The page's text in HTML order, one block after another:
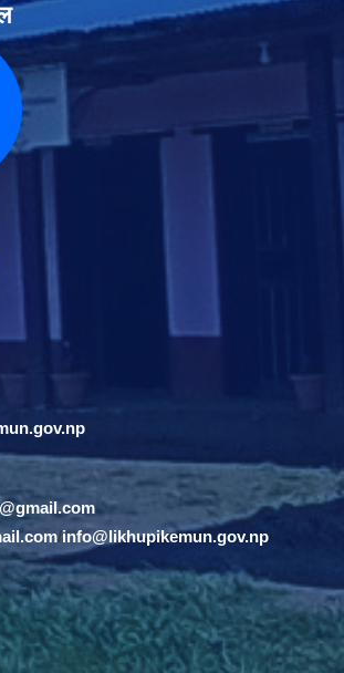
/info@likhupikemun.gov.np